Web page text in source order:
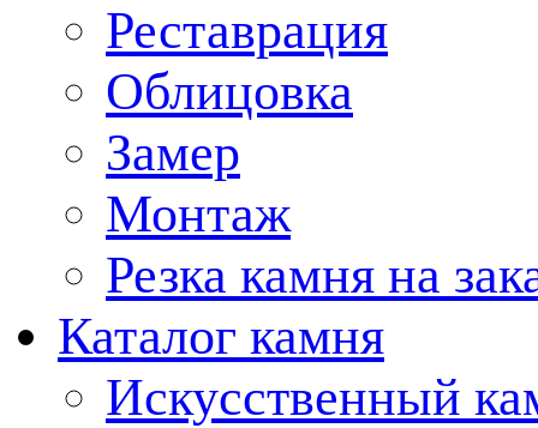
Реставрация
Облицовка
Замер
Монтаж
Резка камня на
Каталог камня
Искусственный